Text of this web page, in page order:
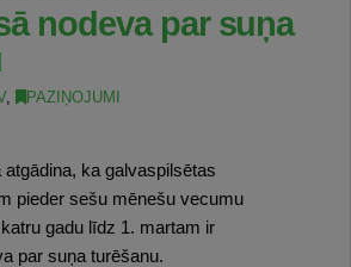
nodeva par suņa
, PAZIŅOJUMI
ka galvaspilsētas
pieder sešu mēnešu vecumu
gadu līdz 1. martam ir
par suņa turēšanu.